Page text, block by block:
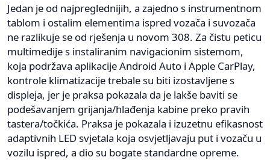
Jedan je od najpreglednijih, a zajedno s instrumentnom
tablom i ostalim elementima ispred vozača i suvozača
ne razlikuje se od rješenja u novom 308. Za čistu peticu
multimedije s instaliranim navigacionim sistemom,
koja podržava aplikacije Android Auto i Apple CarPlay,
kontrole klimatizacije trebale su biti izostavljene s
displeja, jer je praksa pokazala da je lakše baviti se
podešavanjem grijanja/hlađenja kabine preko pravih
tastera/točkića. Praksa je pokazala i izuzetnu efikasnost
adaptivnih LED svjetala koja osvjetljavaju put i vozaču u
vozilu ispred, a dio su bogate standardne opreme.